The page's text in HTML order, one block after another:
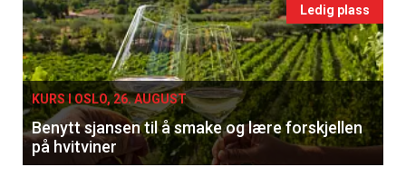
Ledig plass
KURS I OSLO, 26. AUGUST
Benytt sjansen til å smake og lære forskjellen
på hvitviner